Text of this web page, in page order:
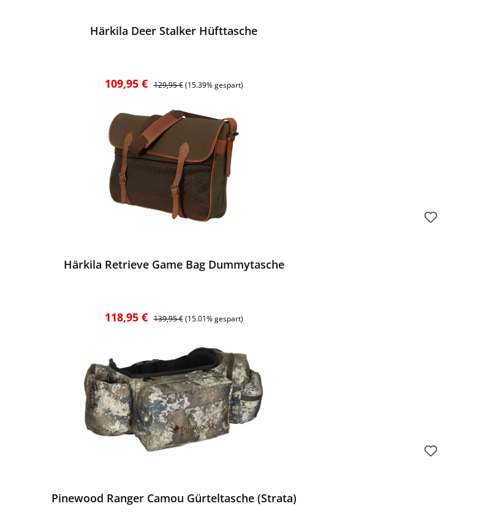
Härkila Deer Stalker Hüfttasche
Verkaufspreis:
109,95 € Regulärer Preis:
129,95 € (15.39% gespart)
Härkila Retrieve Game Bag Dummytasche
Verkaufspreis:
118,95 € Regulärer Preis:
139,95 € (15.01% gespart)
Pinewood Ranger Camou Gürteltasche (Strata)